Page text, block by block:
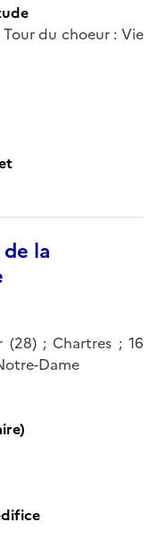
du choeur : Vie
la
(28) ; Chartres ; 16
Dame